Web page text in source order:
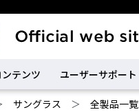
テンツ ユーザーサポート
サングラス ＞ 全製品一覧